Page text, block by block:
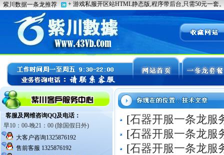
[石器开服一条龙服
[石器开服一条龙服
[石器开服一条龙服